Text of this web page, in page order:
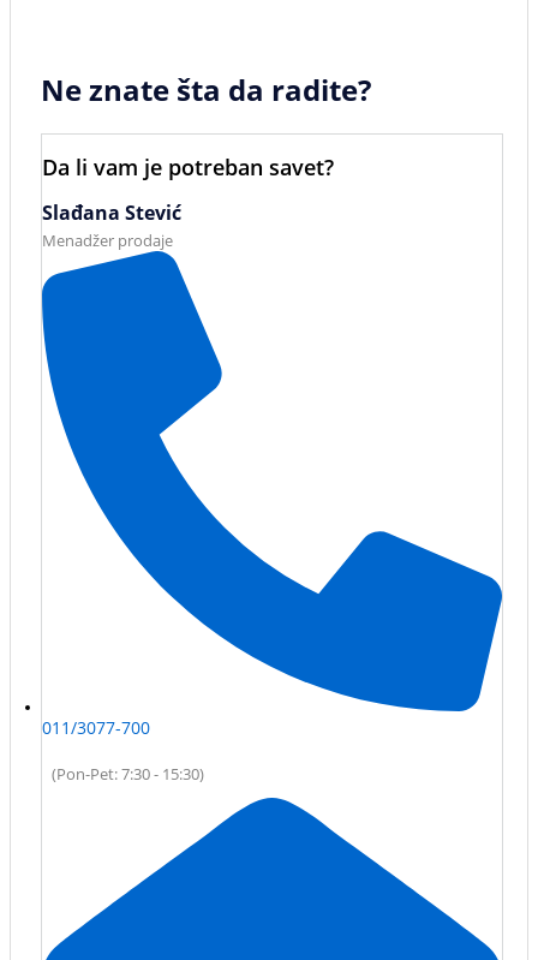
Ne znate šta da radite?
Da li vam je potreban savet?
Slađana Stević
Menadžer prodaje
011/3077-700
(Pon-Pet: 7:30 - 15:30)